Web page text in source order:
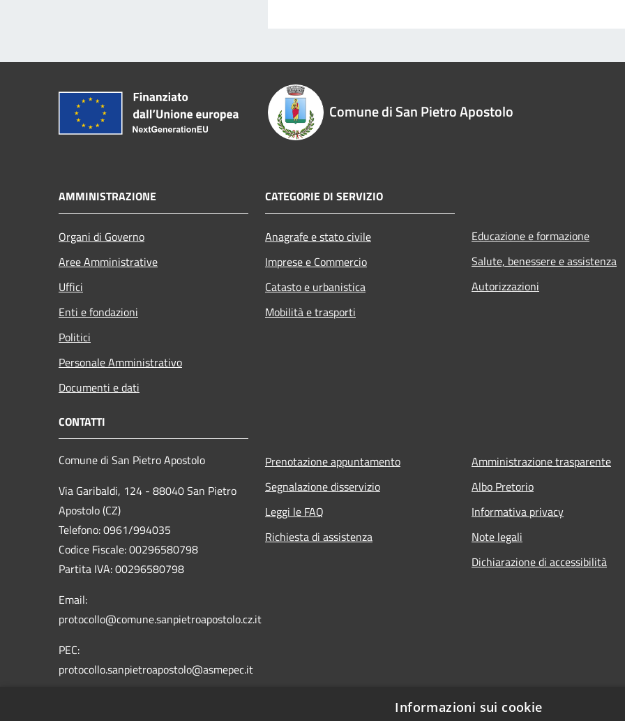
Comune di San Pietro Apostolo
AMMINISTRAZIONE
Organi di Governo
Aree Amministrative
Uffici
Enti e fondazioni
Politici
Personale Amministrativo
Documenti e dati
CATEGORIE DI SERVIZIO
Anagrafe e stato civile
Imprese e Commercio
Catasto e urbanistica
Mobilità e trasporti
Educazione e formazione
Salute, benessere e assistenza
Autorizzazioni
CONTATTI
Comune di San Pietro Apostolo
Via Garibaldi, 124 - 88040 San Pietro
Apostolo (CZ)
Telefono: 0961/994035
Codice Fiscale: 00296580798
Partita IVA: 00296580798
Email:
protocollo@comune.sanpietroapostolo.cz.it
PEC:
protocollo.sanpietroapostolo@asmepec.it
Prenotazione appuntamento
Segnalazione disservizio
Leggi le FAQ
Richiesta di assistenza
Amministrazione trasparente
Albo Pretorio
Informativa privacy
Note legali
Dichiarazione di accessibilità
Informazioni sui cookie